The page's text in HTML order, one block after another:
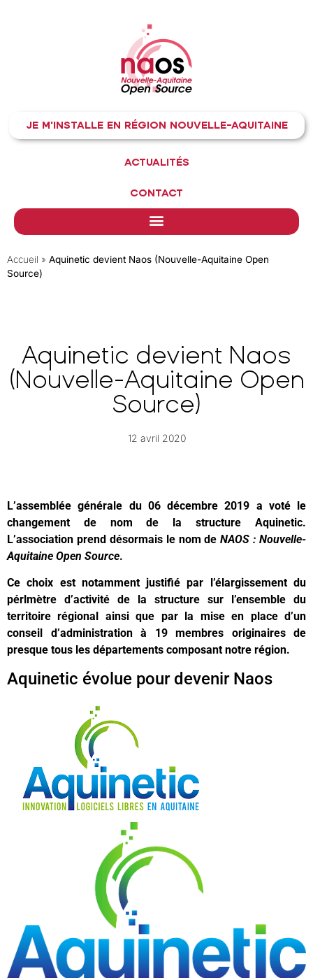
JE M'INSTALLE EN RÉGION NOUVELLE-AQUITAINE
ACTUALITÉS
CONTACT
Accueil » Aquinetic devient Naos (Nouvelle-Aquitaine Open
Source)
Aquinetic devient Naos
(Nouvelle-Aquitaine Open
Source)
12 avril 2020
L’assemblée générale du 06 décembre 2019 a voté le
changement de nom de la structure Aquinetic.
L’association prend désormais le nom deNAOS : Nouvelle-
Aquitaine Open Source.
Ce choix est notamment justifié par l’élargissement du
pérlmètre d’activité de la structure sur l’ensemble du
territoire régional ainsi que par la mise en place d’un
conseil d’administration à 19 membres originaires de
presque tous les départements composant notre région.
Aquinetic évolue pour devenir Naos